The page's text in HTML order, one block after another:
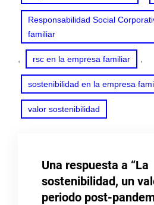
Responsabilidad Social
familiar
, rsc en la empresa familiar ,
sostenibilidad en la empresa
valor sostenibilidad
Una respuesta a “La
sostenibilidad, un
periodo post-